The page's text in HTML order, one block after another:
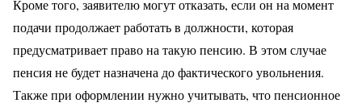
Кроме того, заявителю могут отказать, если он на момент
подачи продолжает работать в должности, которая
предусматривает право на такую пенсию. В этом случае
пенсия не будет назначена до фактического увольнения.
Также при оформлении нужно учитывать, что пенсионное